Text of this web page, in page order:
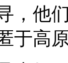
，他
于高